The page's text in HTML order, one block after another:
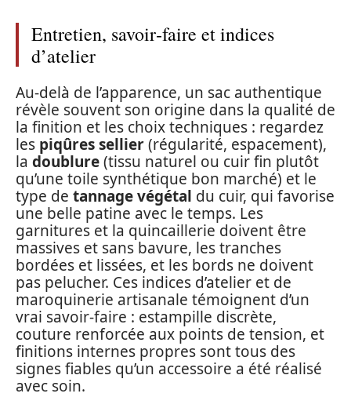
Entretien, savoir‑faire et indices
d’atelier
Au-delà de l’apparence, un sac authentique
révèle souvent son origine dans la qualité de
la finition et les choix techniques : regardez
les piqûres sellier(régularité, espacement),
la doublure(tissu naturel ou cuir fin plutôt
qu’une toile synthétique bon marché) et le
type de tannage végétal du cuir, qui favorise
une belle patine avec le temps. Les
garnitures et la quincaillerie doivent être
massives et sans bavure, les tranches
bordées et lissées, et les bords ne doivent
pas pelucher. Ces indices d’atelier et de
maroquinerie artisanale témoignent d’un
vrai savoir‑faire : estampille discrète,
couture renforcée aux points de tension, et
finitions internes propres sont tous des
signes fiables qu’un accessoire a été réalisé
avec soin.